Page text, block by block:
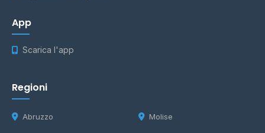
App
Scarica l'app
Regioni
Abruzzo Molise